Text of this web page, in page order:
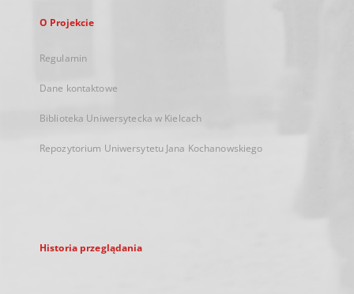
O Projekcie
Regulamin
Dane kontaktowe
Biblioteka Uniwersytecka w Kielcach
Repozytorium Uniwersytetu Jana Kochanowskiego
Historia przeglądania